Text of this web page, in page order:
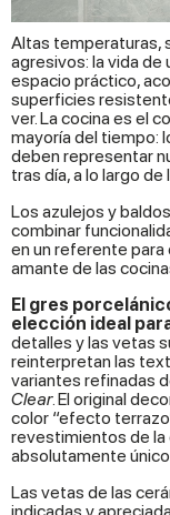
Altas temperaturas,
agresivos: la vida de
espacio práctico,
superficies
ver. La cocina es el
mayoría del tiempo:
deben representar
tras día, a lo largo de
Los azulejos y
combinar
en un referente para
amante de las
El gres
elección ideal
detalles y las vetas
reinterpretan las
variantes refinadas
Clear. El original
color “efecto
revestimientos de la
absolutamente
Las vetas de las